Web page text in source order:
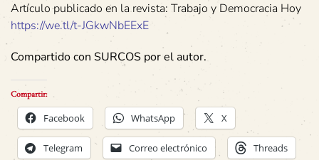
Artículo publicado en la revista: Trabajo y Democracia Hoy
https://we.tl/t-JGkwNbEExE
Compartido con SURCOS por el autor.
Compartir:
Facebook WhatsApp X
Telegram Correo electrónico Threads